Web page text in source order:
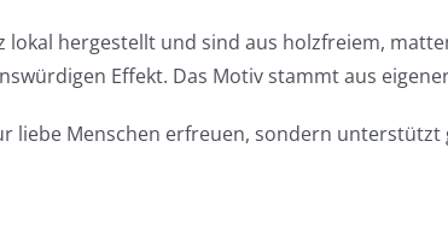
lokal hergestellt und sind aus holzfreiem,
Effekt. Das Motiv stammt aus
liebe Menschen erfreuen, sondern